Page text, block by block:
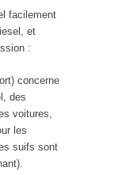
facilement
et
:
concerne
des
voitures,
les
suifs sont